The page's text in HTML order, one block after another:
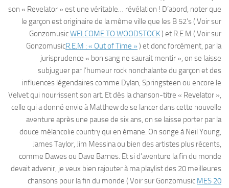
son « Revelator » est une véritable… révélation ! D’abord, noter que
le garçon est originaire de la même ville que les B 52’s ( Voir sur
GonzomusicWELCOME TO WOODSTOCK ) et R.E.M ( Voir sur
GonzomusicR.E.M : « Out of Time » ) et donc forcément, par la
jurisprudence « bon sang ne saurait mentir », on se laisse
subjuguer par l’humeur rock nonchalante du garçon et des
influences légendaires comme Dylan, Springsteen ou encore le
Velvet qui nourrissent son art. Et dès la chanson-titre « Revelator »,
celle qui a donné envie à Matthew de se lancer dans cette nouvelle
aventure après une pause de six ans, on se laisse porter par la
douce mélancolie country qui en émane. On songe à Neil Young,
James Taylor, Jim Messina ou bien des artistes plus récents,
comme Dawes ou Dave Barnes. Et si d’aventure la fin du monde
devait advenir, je veux bien rajouter à ma playlist des 20 meilleures
chansons pour la fin du monde ( Voir sur Gonzomusic MES 20